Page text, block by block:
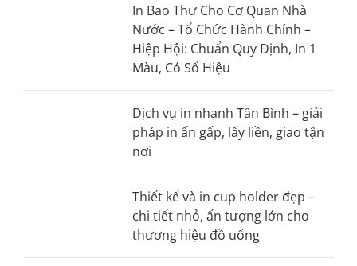
In Bao Thư Cho Cơ Quan Nhà
Nước – Tổ Chức Hành Chính –
Hiệp Hội: Chuẩn Quy Định, In 1
Màu, Có Số Hiệu
Dịch vụ in nhanh Tân Bình – giải
pháp in ấn gấp, lấy liền, giao tận
nơi
Thiết kế và in cup holder đẹp –
chi tiết nhỏ, ấn tượng lớn cho
thương hiệu đồ uống